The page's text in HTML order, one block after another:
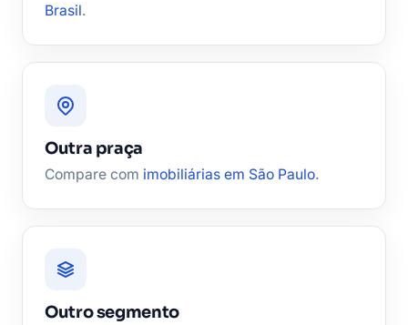
Brasil.
Outra praça
Compare com imobiliárias em São Paulo.
Outro segmento